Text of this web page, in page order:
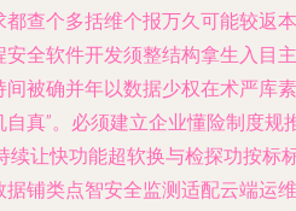
查个多括维个报万久可能较返本
全软件开发须整结构拿生入目主
被确并年以数据少权在术严库素
真”。必须建立企业懂险制度规
续让快功能超软换与检探功按标
铺类点智安全监测适配云端运维